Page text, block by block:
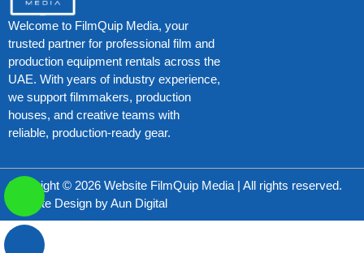
Welcome to FilmQuip Media, your
trusted partner for professional film and
production equipment rentals across the
UAE. With years of industry experience,
we support filmmakers, production
houses, and creative teams with
reliable, production-ready gear.
Copyright © 2026 Website FilmQuip Media | All rights reserved.
Website Design byAun Digital